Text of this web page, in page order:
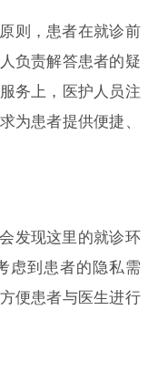
则，患者在就诊前
负责解答患者的疑
务上，医护人员注
为患者提供便捷、
发现这里的就诊环
虑到患者的隐私需
便患者与医生进行